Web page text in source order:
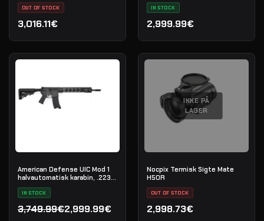
OUT OF STOCK
3,016.11€
IN STOCK
2,999.99€
American Defense UIC Mod 1
halvautomatisk karabin, .223
IN STOCK
3,749.99€
Den oprindelige pris var: 3,749.99€.
2,999.99€
Den aktuelle pris er: 2,999.99€.
IKKE PÅ
LAGER
Nocpix Termisk Sigte Mate
H50R
OUT OF STOCK
2,998.73€